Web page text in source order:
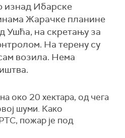
изнад Ибарске
Жарачке планине
Ушћа, на скретању за
На терену су
возила. Нема
око 20 хектара, од чега
шуми. Како
пожар је под